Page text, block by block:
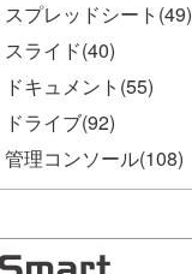
スプレッドシート (49)
スライド(40)
ドキュメント (55)
ドライブ(92)
管理コンソール(108)